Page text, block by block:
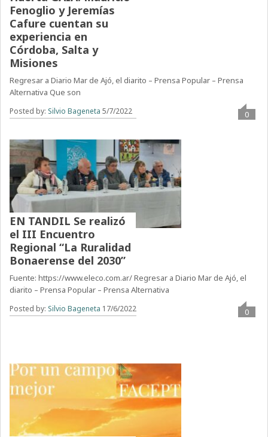
Fenoglio y Jeremías
Cafure cuentan su
experiencia en
Córdoba, Salta y
Misiones
Regresar a Diario Mar de Ajó, el diarito – Prensa Popular – Prensa
Alternativa Que son
Posted by: Silvio Bageneta 5/7/2022 0
EN TANDIL Se realizó
el III Encuentro
Regional “La Ruralidad
Bonaerense del 2030”
Fuente: https://www.eleco.com.ar/ Regresar a Diario Mar de Ajó, el
diarito – Prensa Popular – Prensa Alternativa
Posted by: Silvio Bageneta 17/6/2022 0